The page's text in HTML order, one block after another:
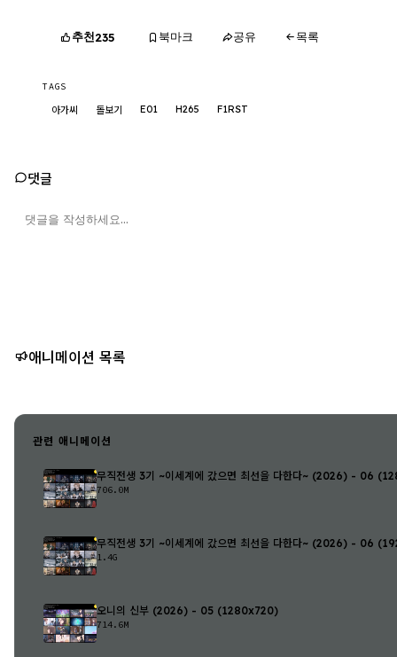
추천235 북마크 공유 목록
TAGS
아가씨 돌보기 E01 H265 F1RST
댓글
애니메이션 목록
관련 애니메이션
무직전생 3기 ~이세계에 갔으면 최선을 다한다~ (2026) - 06
706.0M
무직전생 3기 ~이세계에 갔으면 최선을 다한다~ (2026) - 06
1.4G
오니의 신부 (2026) - 05 (1280x720)
714.6M